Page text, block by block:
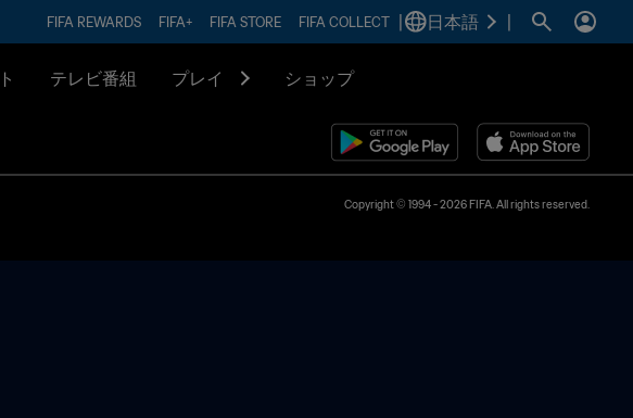
FIFA REWARDS FIFA+ FIFA STORE FIFA COLLECT 日本語
テレビ番組 プレイ ショップ
Copyright © 1994 - 2026 FIFA. All rights reserved.